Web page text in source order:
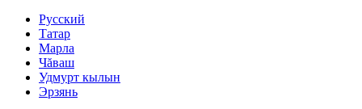
Русский
Татар
Марла
Чăваш
Удмурт кылын
Эрзянь